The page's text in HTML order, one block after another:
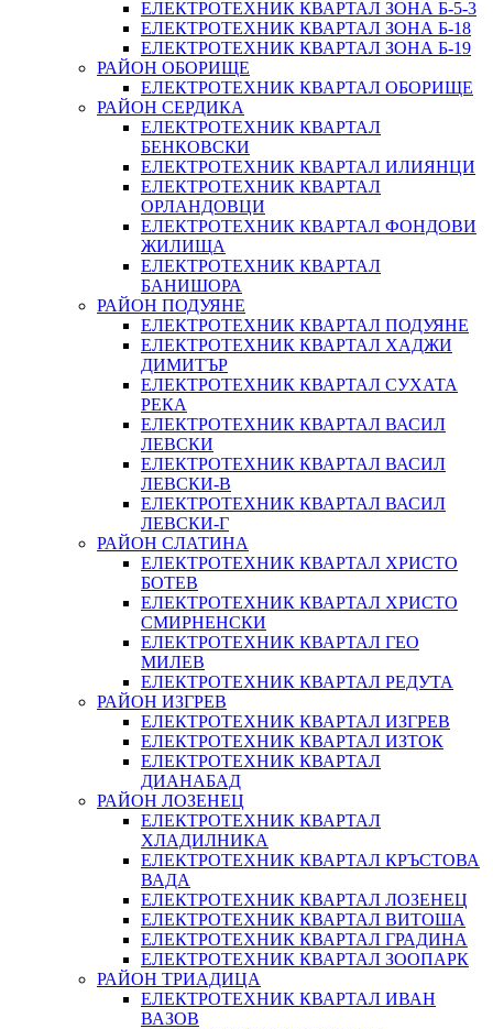
ЕЛЕКТРОТЕХНИК КВАРТАЛ ЗОНА Б-5-3
ЕЛЕКТРОТЕХНИК КВАРТАЛ ЗОНА Б-18
ЕЛЕКТРОТЕХНИК КВАРТАЛ ЗОНА Б-19
РАЙОН ОБОРИЩЕ
ЕЛЕКТРОТЕХНИК КВАРТАЛ ОБОРИЩЕ
РАЙОН СЕРДИКА
ЕЛЕКТРОТЕХНИК КВАРТАЛ
БЕНКОВСКИ
ЕЛЕКТРОТЕХНИК КВАРТАЛ ИЛИЯНЦИ
ЕЛЕКТРОТЕХНИК КВАРТАЛ
ОРЛАНДОВЦИ
ЕЛЕКТРОТЕХНИК КВАРТАЛ ФОНДОВИ
ЖИЛИЩА
ЕЛЕКТРОТЕХНИК КВАРТАЛ
БАНИШОРА
РАЙОН ПОДУЯНЕ
ЕЛЕКТРОТЕХНИК КВАРТАЛ ПОДУЯНЕ
ЕЛЕКТРОТЕХНИК КВАРТАЛ ХАДЖИ
ДИМИТЪР
ЕЛЕКТРОТЕХНИК КВАРТАЛ СУХАТА
РЕКА
ЕЛЕКТРОТЕХНИК КВАРТАЛ ВАСИЛ
ЛЕВСКИ
ЕЛЕКТРОТЕХНИК КВАРТАЛ ВАСИЛ
ЛЕВСКИ-В
ЕЛЕКТРОТЕХНИК КВАРТАЛ ВАСИЛ
ЛЕВСКИ-Г
РАЙОН СЛАТИНА
ЕЛЕКТРОТЕХНИК КВАРТАЛ ХРИСТО
БОТЕВ
ЕЛЕКТРОТЕХНИК КВАРТАЛ ХРИСТО
СМИРНЕНСКИ
ЕЛЕКТРОТЕХНИК КВАРТАЛ ГЕО
МИЛЕВ
ЕЛЕКТРОТЕХНИК КВАРТАЛ РЕДУТА
РАЙОН ИЗГРЕВ
ЕЛЕКТРОТЕХНИК КВАРТАЛ ИЗГРЕВ
ЕЛЕКТРОТЕХНИК КВАРТАЛ ИЗТОК
ЕЛЕКТРОТЕХНИК КВАРТАЛ
ДИАНАБАД
РАЙОН ЛОЗЕНЕЦ
ЕЛЕКТРОТЕХНИК КВАРТАЛ
ХЛАДИЛНИКА
ЕЛЕКТРОТЕХНИК КВАРТАЛ КРЪСТОВА
ВАДА
ЕЛЕКТРОТЕХНИК КВАРТАЛ ЛОЗЕНЕЦ
ЕЛЕКТРОТЕХНИК КВАРТАЛ ВИТОША
ЕЛЕКТРОТЕХНИК КВАРТАЛ ГРАДИНА
ЕЛЕКТРОТЕХНИК КВАРТАЛ ЗООПАРК
РАЙОН ТРИАДИЦА
ЕЛЕКТРОТЕХНИК КВАРТАЛ ИВАН
ВАЗОВ